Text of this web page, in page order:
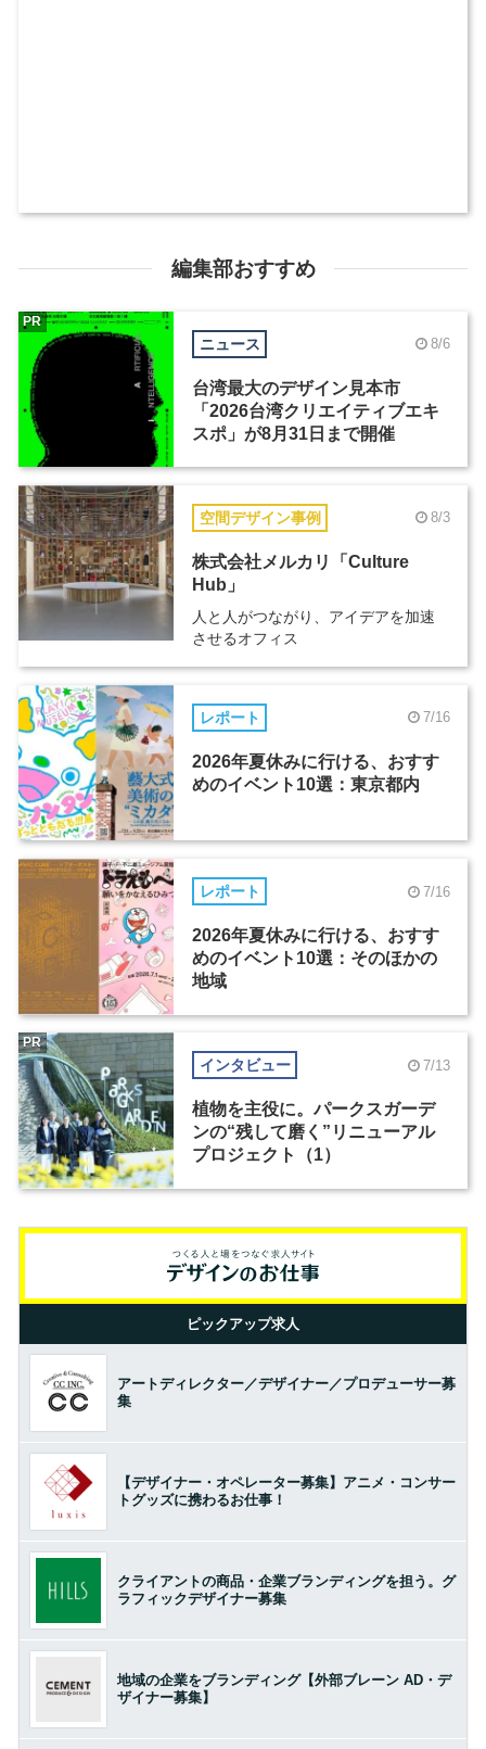
編集部おすすめ
ニュース 8/6
台湾最大のデザイン見本市
「2026台湾クリエイティブエキ
スポ」が8月31日まで開催
PR
空間デザイン事例 8/3
株式会社メルカリ「Culture
Hub」
人と人がつながり、アイデアを加速
させるオフィス
レポート 7/16
2026年夏休みに行ける、おすす
めのイベント10選：東京都内
レポート 7/16
2026年夏休みに行ける、おすす
めのイベント10選：そのほかの
地域
インタビュー 7/13
植物を主役に。パークスガーデ
ンの“残して磨く”リニューアル
プロジェクト（1）
PR
ピックアップ求人
アートディレクター／デザイナー／プロデューサー募
集
【デザイナー・オペレーター募集】アニメ・コンサー
トグッズに携わるお仕事！
クライアントの商品・企業ブランディングを担う。グ
ラフィックデザイナー募集
地域の企業をブランディング【外部ブレーン AD・デ
ザイナー募集】